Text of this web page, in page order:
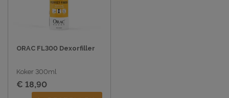
ORAC FL300 Dexorfiller
Koker 300ml
€ 18,90